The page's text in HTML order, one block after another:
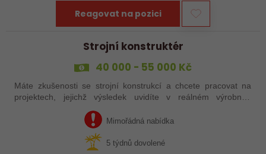
Reagovat na pozici
Strojní konstruktér
40 000 - 55 000 Kč
Máte zkušenosti se strojní konstrukcí a chcete pracovat na
projektech, jejichž výsledek uvidíte v reálném výrobním
společnosti, která…
Mimořádná nabídka
5 týdnů dovolené